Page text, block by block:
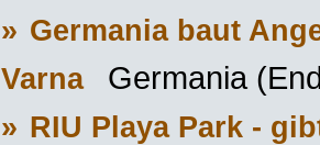
» Germania baut
Varna
Germania
» RIU Playa Park -